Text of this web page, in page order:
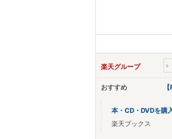
楽天グループ
おすすめ
本・CD・DVDを購
楽天ブックス